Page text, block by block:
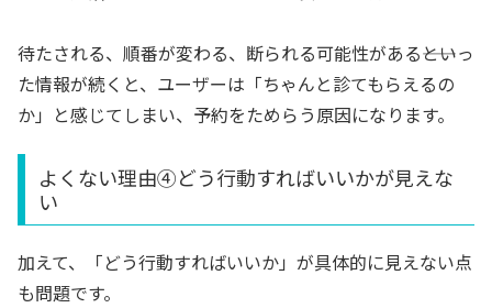
待たされる、順番が変わる、断られる可能性がある――といっ
た情報が続くと、ユーザーは「ちゃんと診てもらえるの
か」と感じてしまい、予約をためらう原因になります。
よくない理由④どう行動すればいいかが見えな
い
加えて、「どう行動すればいいか」が具体的に見えない点
も問題です。